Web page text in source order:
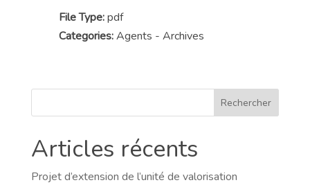
File Type:pdf
Categories:Agents - Archives
Rechercher
Articles récents
Projet d’extension de l’unité de valorisation